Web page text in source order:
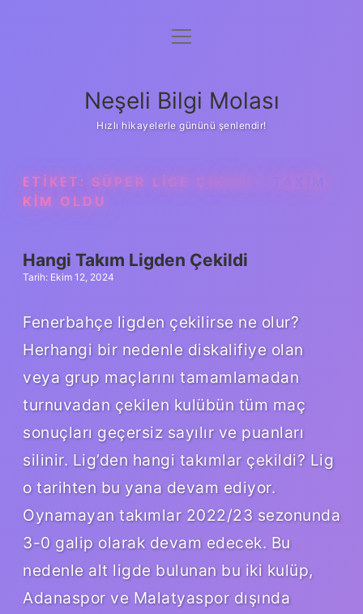
Anasayfa
Yasal Uyarı
menüyü
Neşeli Bilgi Molası
Hızlı hikayelerle gününü şenlendir!
ETIKET: SÜPER LIGE ÇIKAN 3 TAKIM
KIM OLDU
Hangi Takım Ligden Çekildi
Tarih: Ekim 12, 2024
Fenerbahçe ligden çekilirse ne olur?
Herhangi bir nedenle diskalifiye olan
veya grup maçlarını tamamlamadan
turnuvadan çekilen kulübün tüm maç
sonuçları geçersiz sayılır ve puanları
silinir. Lig’den hangi takımlar çekildi? Lig
o tarihten bu yana devam ediyor.
Oynamayan takımlar 2022/23 sezonunda
3-0 galip olarak devam edecek. Bu
nedenle alt ligde bulunan bu iki kulüp,
Adanaspor ve Malatyaspor dışında